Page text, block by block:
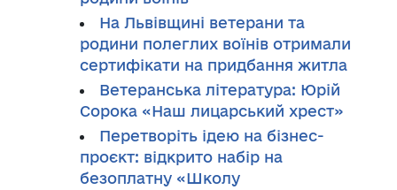
На Львівщині ветерани та
родини полеглих воїнів отримали
сертифікати на придбання житла
Ветеранська література: Юрій
Сорока «Наш лицарський хрест»
Перетворіть ідею на бізнес-
проєкт: відкрито набір на
безоплатну «Школу